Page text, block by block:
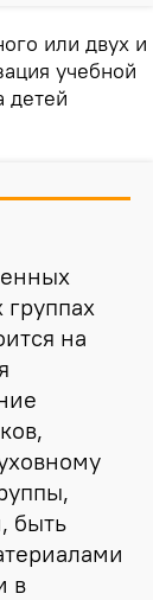
или двух и
учебной
детей
на
быть
в